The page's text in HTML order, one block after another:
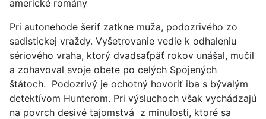
americké romány
Pri autonehode šerif zatkne muža, podozrivého zo
sadistickej vraždy. Vyšetrovanie vedie k odhaleniu
sériového vraha, ktorý dvadsaťpäť rokov unášal, mučil
a zohavoval svoje obete po celých Spojených
štátoch. Podozrivý je ochotný hovoriť iba s bývalým
detektívom Hunterom. Pri výsluchoch však vychádzajú
na povrch desivé tajomstvá z minulosti, ktoré sa